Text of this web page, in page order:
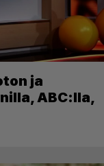
ja
ABC:lla,